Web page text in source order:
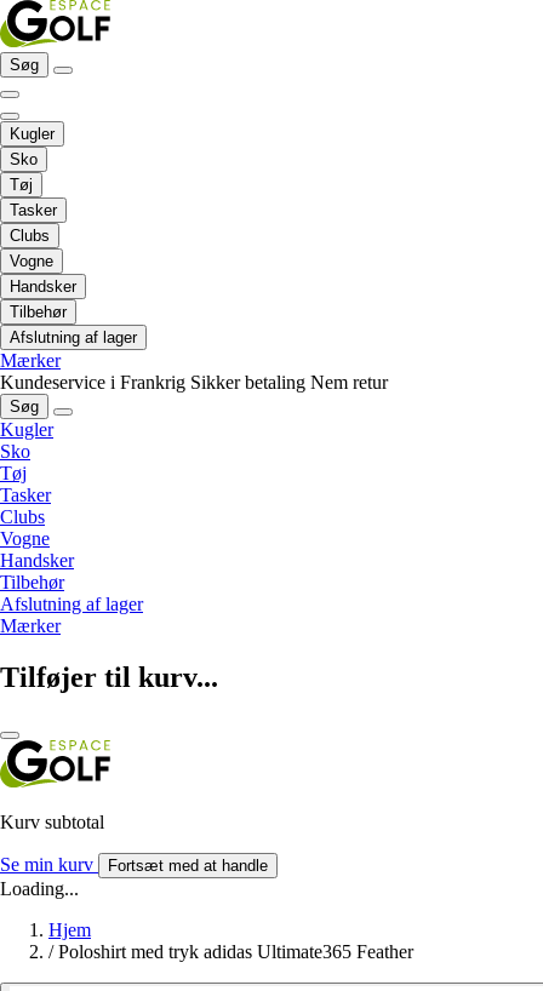
Søg
Kugler
Sko
Tøj
Tasker
Clubs
Vogne
Handsker
Tilbehør
Afslutning af lager
Mærker
Kundeservice i Frankrig Sikker betaling Nem retur
Søg
Kugler
Sko
Tøj
Tasker
Clubs
Vogne
Handsker
Tilbehør
Afslutning af lager
Mærker
Tilføjer til kurv...
Kurv subtotal
Se min kurv Fortsæt med at handle
Loading...
Hjem
/ Poloshirt med tryk adidas Ultimate365 Feather